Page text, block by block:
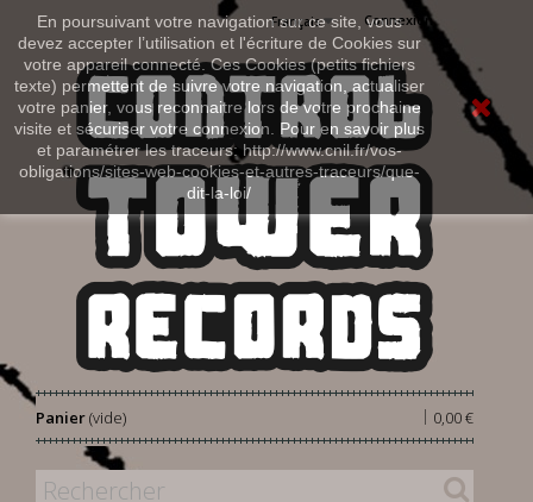
En poursuivant votre navigation sur ce site, vous
devez accepter l’utilisation et l'écriture de Cookies sur
votre appareil connecté. Ces Cookies (petits fichiers
texte) permettent de suivre votre navigation, actualiser
votre panier, vous reconnaitre lors de votre prochaine
visite et sécuriser votre connexion. Pour en savoir plus
et paramétrer les traceurs: http://www.cnil.fr/vos-
obligations/sites-web-cookies-et-autres-traceurs/que-
dit-la-loi/
Connexion
Français
Panier 0,00 €
|
(vide)